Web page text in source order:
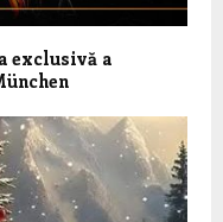
exclusivă a